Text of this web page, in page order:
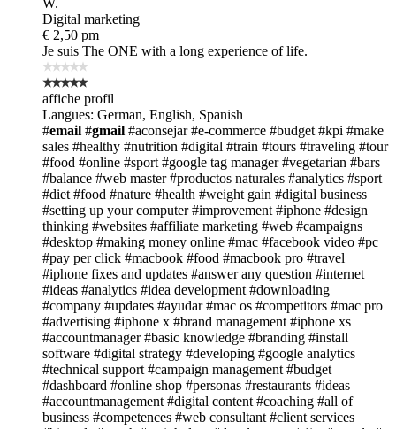
Digital marketing
€ 2,50 pm
Je suis The ONE with a long experience of life.
affiche profil
Langues: German, English, Spanish
#email #gmail #aconsejar #e-commerce #budget #kpi #make
sales #healthy #nutrition #digital #train #tours #traveling #tour
#food #online #sport #google tag manager #vegetarian #bars
#balance #web master #productos naturales #analytics #sport
#diet #food #nature #health #weight gain #digital business
#setting up your computer #improvement #iphone #design
thinking #websites #affiliate marketing #web #campaigns
#desktop #making money online #mac #facebook video #pc
#pay per click #macbook #food #macbook pro #travel
#iphone fixes and updates #answer any question #internet
#ideas #analytics #idea development #downloading
#company #updates #ayudar #mac os #competitors #mac pro
#advertising #iphone x #brand management #iphone xs
#accountmanager #basic knowledge #branding #install
software #digital strategy #developing #google analytics
#technical support #campaign management #budget
#dashboard #online shop #personas #restaurants #ideas
#accountmanagement #digital content #coaching #all of
business #competences #web consultant #client services